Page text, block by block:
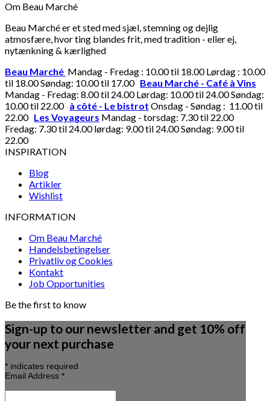
Om Beau Marché
Beau Marché er et sted med sjæl, stemning og dejlig
atmosfære, hvor ting blandes frit, med tradition - eller ej,
nytænkning & kærlighed
Beau Marché Mandag - Fredag : 10.00 til 18.00 Lørdag : 10.00
til 18.00 Søndag: 10.00 til 17.00 Beau Marché - Café à Vins
Mandag - Fredag: 8.00 til 24.00 Lørdag: 10.00 til 24.00 Søndag:
10.00 til 22.00 à côté - Le bistrot Onsdag - Søndag : 11.00 til
22.00 Les Voyageurs Mandag - torsdag: 7.30 til 22.00
Fredag: 7.30 til 24.00 lørdag: 9.00 til 24.00 Søndag: 9.00 til
22.00
INSPIRATION
Blog
Artikler
Wishlist
INFORMATION
Om Beau Marché
Handelsbetingelser
Privatliv og Cookies
Kontakt
Job Opportunities
Be the first to know
Sign-up to our newsletter and get 10% off
your next purchase
* indicates required
Email Address *